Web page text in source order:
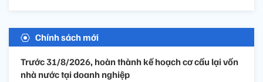
Chính sách mới
Trước 31/8/2026, hoàn thành kế hoạch cơ cấu lại vốn
nhà nước tại doanh nghiệp